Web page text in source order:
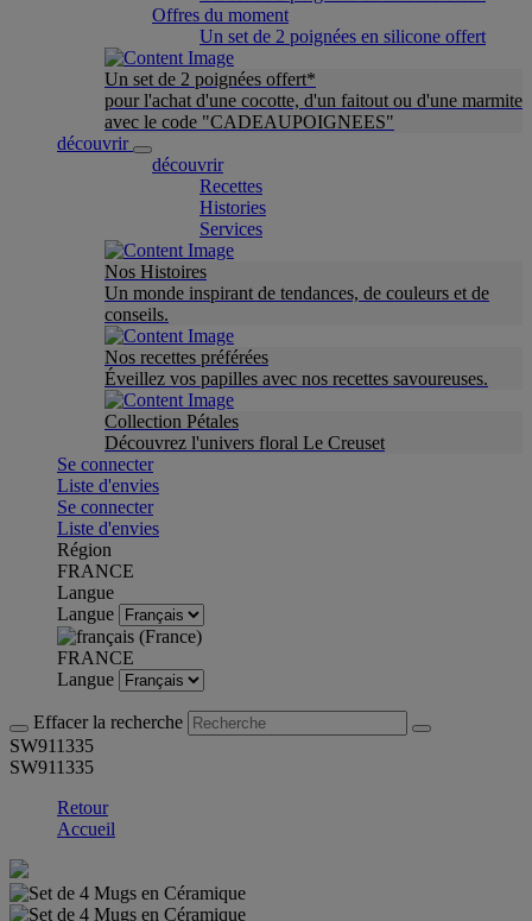
Offres du moment
Un set de 2 poignées en silicone offert
Un set de 2 poignées offert*
pour l'achat d'une cocotte, d'un faitout ou d'une marmite
avec le code "CADEAUPOIGNEES"
découvrir
découvrir
Recettes
Histories
Services
Nos Histoires
Un monde inspirant de tendances, de couleurs et de
conseils.
Nos recettes préférées
Éveillez vos papilles avec nos recettes savoureuses.
Collection Pétales
Découvrez l'univers floral Le Creuset
Se connecter
Liste d'envies
Se connecter
Liste d'envies
Région
FRANCE
Langue
Langue
FRANCE
Langue
Effacer la recherche
SW911335
SW911335
Retour
Accueil